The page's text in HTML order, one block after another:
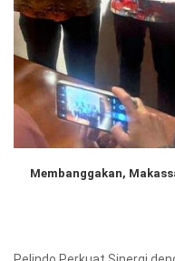
Membanggakan,